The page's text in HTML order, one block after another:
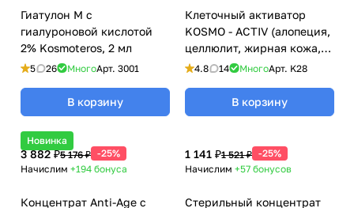
Гиатулон М с
гиалуроновой кислотой
2% Kosmoteros, 2 мл
5 26 МногоАрт. 3001
В корзину
Клеточный активатор
KOSMO - ACTIV (алопеция,
целлюлит, жирная кожа,
купероз, лифтинг) / Cells
Kosmoteros (Космотерос),
6 мл
4.8 14 МногоАрт. K28
В корзину
Новинка
3 882 ₽5 176 ₽ -25%
Начислим +194 бонуса
Концентрат Anti-Age с
1 141 ₽1 521 ₽ -25%
Начислим +57 бонусов
Стерильный концентрат